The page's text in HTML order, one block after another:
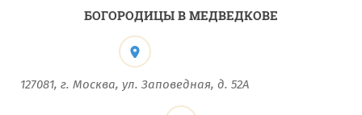
БОГОРОДИЦЫ В МЕДВЕДКОВЕ
127081, г. Москва, ул. Заповедная, д. 52А